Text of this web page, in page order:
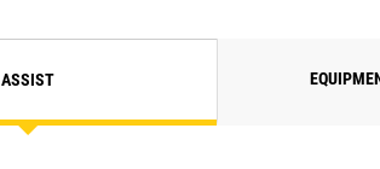
грейфером и получите оценку
не раскачиваясь.
и VisionLink™ и удаленно
ASSIST